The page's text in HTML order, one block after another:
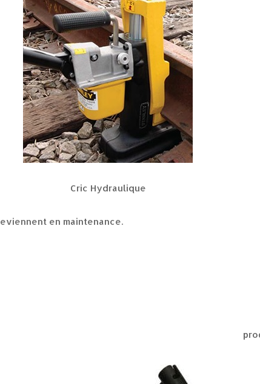
Cric Hydraulique
en maintenance.